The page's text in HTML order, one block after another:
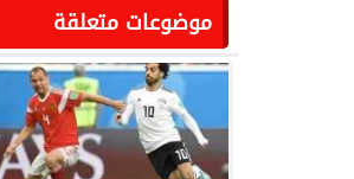
موضوعات متعلقة